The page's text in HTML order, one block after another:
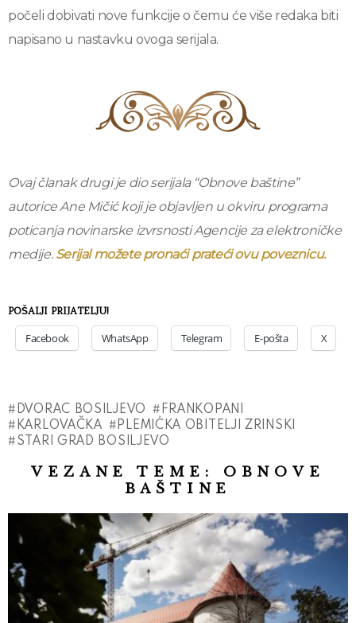
počeli dobivati nove funkcije o čemu će više redaka biti
napisano u nastavku ovoga serijala.
Ovaj članak drugi je dio serijala “Obnove baštine”
autorice Ane Mičić koji je objavljen u okviru programa
poticanja novinarske izvrsnosti Agencije za elektroničke
medije. Serijal možete pronaći prateći ovu poveznicu.
POŠALJI PRIJATELJU!
Facebook WhatsApp Telegram E-pošta X
DVORAC BOSILJEVO
FRANKOPANI
KARLOVAČKA
PLEMIĆKA OBITELJI ZRINSKI
STARI GRAD BOSILJEVO
VEZANE TEME: OBNOVE
BAŠTINE